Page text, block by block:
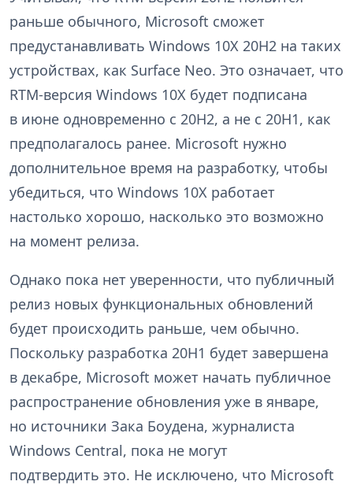
раньше обычного, Microsoft сможет
предустанавливать Windows 10X 20H2 на таких
устройствах, как Surface Neo. Это означает, что
RTM-версия Windows 10X будет подписана
в июне одновременно с 20H2, а не с 20H1, как
предполагалось ранее. Microsoft нужно
дополнительное время на разработку, чтобы
убедиться, что Windows 10X работает
настолько хорошо, насколько это возможно
на момент релиза.
Однако пока нет уверенности, что публичный
релиз новых функциональных обновлений
будет происходить раньше, чем обычно.
Поскольку разработка 20H1 будет завершена
в декабре, Microsoft может начать публичное
распространение обновления уже в январе,
но источники Зака Боудена, журналиста
Windows Central, пока не могут
подтвердить это. Не исключено, что Microsoft